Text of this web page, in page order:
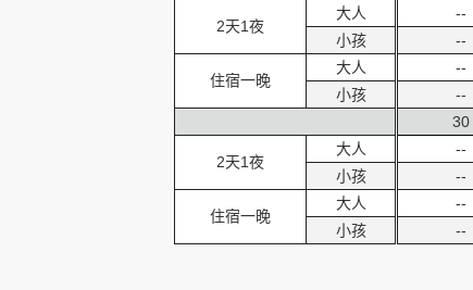
2天1夜
大人
小孩
住宿一晚
大人
小孩
2天1夜
大人
小孩
住宿一晚
大人
小孩
--
--
--
--
30
--
--
--
--